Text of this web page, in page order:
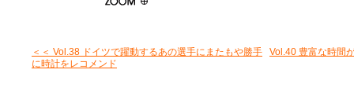
＜＜ Vol.38 ドイツで躍動するあの選手にまたもや勝手
に時計をレコメンド
Vol.40 豊富な時間